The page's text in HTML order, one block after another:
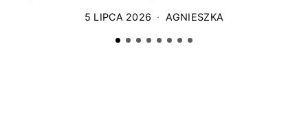
5 LIPCA 2026 AGNIESZKA